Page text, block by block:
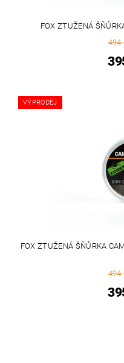
FOX ZTUŽENÁ
494
VÝPRODEJ
FOX ZTUŽENÁ ŠŇŮRKA
494